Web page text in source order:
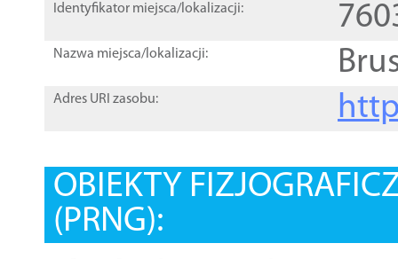
Identyfikator miejsca/lokalizacji:
Nazwa miejsca/lokalizacji:
Adres URI zasobu:
OBIEKTY
(PRNG):